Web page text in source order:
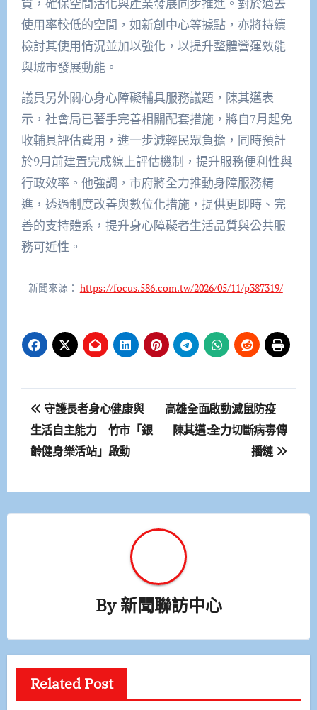
資，確保空間活化與產業發展同步推進。對於過去
使用率較低的空間，如新創中心等據點，亦將持續
檢討其使用情況並加以強化，以提升整體營運效能
與城市發展動能。
議員另外關心身心障礙輔具服務議題，陳其邁表
示，社會局已著手完善相關配套措施，將自7月起免
收輔具評估費用，進一步減輕民眾負擔，同時預計
於9月前建置完成線上評估機制，提升服務便利性與
行政效率。他強調，市府將全力推動身障服務精
進，透過制度改善與數位化措施，提供更即時、完
善的支持體系，提升身心障礙者生活品質與公共服
務可近性。
新聞來源： https://focus.586.com.tw/2026/05/11/p387319/
文
章
導
覽
守護長者身心健康與
生活自主能力 竹市「銀
齡健身樂活站」啟動
高雄全面啟動滅鼠防疫
陳其邁:全力切斷病毒傳
播鏈
By新聞聯訪中心
Related Post